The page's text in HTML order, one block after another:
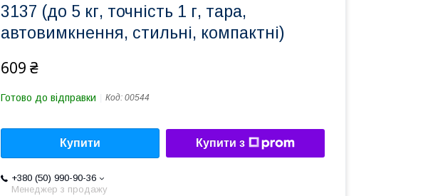
3137 (до 5 кг, точність 1 г, тара,
автовимкнення, стильні, компактні)
609 ₴
Готово до відправки Код: 00544
Купити Купити з
+380 (50) 990-90-36
Менеджер з продажу